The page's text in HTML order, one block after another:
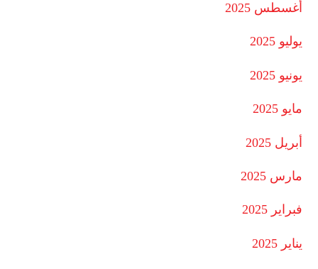
أغسطس 2025
يوليو 2025
يونيو 2025
مايو 2025
أبريل 2025
مارس 2025
فبراير 2025
يناير 2025